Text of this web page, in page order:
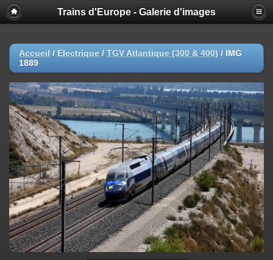
Trains d'Europe - Galerie d'images
Accueil / Electrique / TGV Atlantique (300 & 400) / IMG
1889